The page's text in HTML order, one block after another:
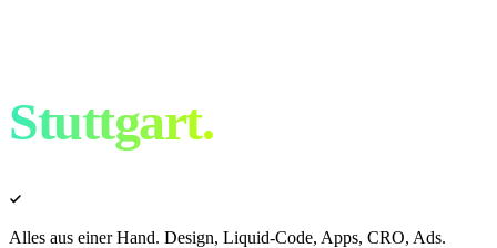
Stuttgart.
Alles aus einer Hand. Design, Liquid-Code, Apps, CRO, Ads.